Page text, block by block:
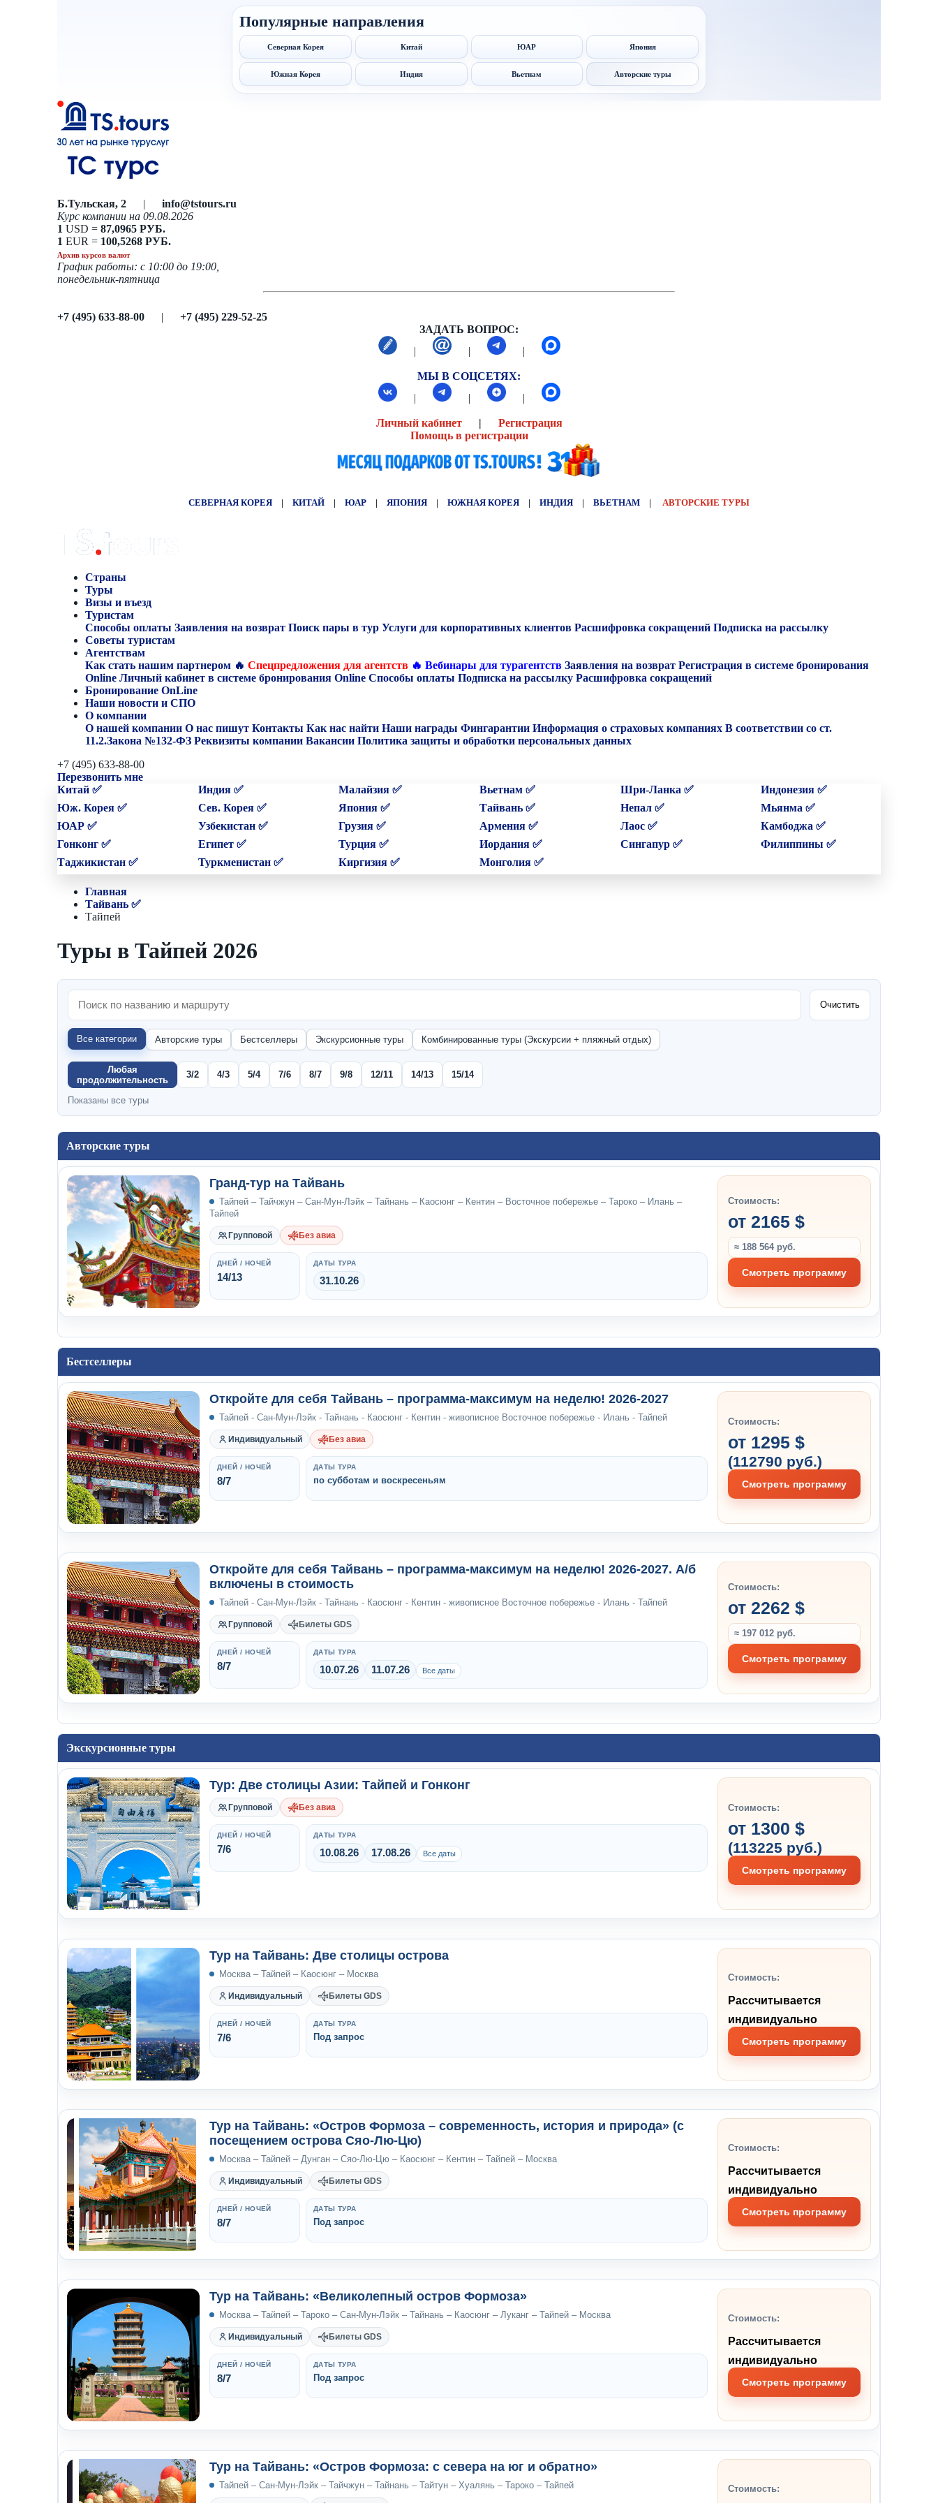
Популярные направления
Северная Корея Китай ЮАР Япония
Южная Корея Индия Вьетнам Авторские туры
Б.Тульская, 2 | info@tstours.ru
Курс компании на 09.08.2026
1 USD = 87,0965 РУБ.
1 EUR = 100,5268 РУБ.
Архив курсов валют
График работы: с 10:00 до 19:00,
понедельник-пятница
+7 (495) 633-88-00 | +7 (495) 229-52-25
ЗАДАТЬ ВОПРОС:
|
| |
МЫ В СОЦСЕТЯХ:
|
| |
Личный кабинет| Регистрация
Помощь в регистрации
СЕВЕРНАЯ КОРЕЯ | КИТАЙ | ЮАР | ЯПОНИЯ | ЮЖНАЯ КОРЕЯ | ИНДИЯ | ВЬЕТНАМ | АВТОРСКИЕ ТУРЫ
Страны
Туры
Визы и въезд
Туристам
Способы оплаты Заявления на возврат Поиск пары в тур Услуги для корпоративных клиентов Расшифровка сокращений Подписка на рассылку
Советы туристам
Агентствам
Как стать нашим партнером 🔥 Спецпредложения для агентств 🔥 Вебинары для турагентств Заявления на возврат Регистрация в системе бронирования
Online Личный кабинет в системе бронирования Online Способы оплаты Подписка на рассылку Расшифровка сокращений
Бронирование OnLine
Наши новости и СПО
О компании
О нашей компании О нас пишут Контакты Как нас найти Наши награды Фингарантии Информация о страховых компаниях В соответствии со ст.
11.2.Закона №132-ФЗ Реквизиты компании Вакансии Политика защиты и обработки персональных данных
+7 (495) 633-88-00
Перезвонить мне
Китай ✅
Индия ✅ Малайзия ✅ Вьетнам ✅ Шри-Ланка ✅
Индонезия ✅
Юж. Корея ✅
Сев. Корея ✅ Япония ✅ Тайвань ✅ Непал ✅
Мьянма ✅
ЮАР ✅
Узбекистан ✅ Грузия ✅ Армения ✅ Лаос ✅
Камбоджа ✅
Гонконг ✅
Египет ✅ Турция ✅ Иордания ✅ Сингапур ✅
Филиппины ✅
Таджикистан ✅
Туркменистан ✅ Киргизия ✅ Монголия ✅
Главная
Тайвань ✅
Тайпей
Туры в Тайпей 2026
Очистить
Все категории Авторские туры Бестселлеры Экскурсионные туры Комбинированные туры (Экскурсии + пляжный отдых)
Любая
продолжительность
3/2 4/3 5/4 7/6 8/7 9/8 12/11 14/13 15/14
Показаны все туры
Авторские туры
Гранд-тур на Тайвань
Тайпей – Тайчжун – Сан-Мун-Лэйк – Тайнань – Каосюнг – Кентин – Восточное побережье – Тароко – Илань –
Тайпей
Групповой Без авиа
ДНЕЙ / НОЧЕЙ
14/13
ДАТЫ ТУРА
31.10.26
Стоимость:
от 2165 $
≈ 188 564 руб.
Смотреть программу
Бестселлеры
Откройте для себя Тайвань – программа-максимум на неделю! 2026-2027
Тайпей - Сан-Мун-Лэйк - Тайнань - Каосюнг - Кентин - живописное Восточное побережье - Илань - Тайпей
Индивидуальный Без авиа
ДНЕЙ / НОЧЕЙ
8/7
ДАТЫ ТУРА
по субботам и воскресеньям
Стоимость:
от 1295 $
(112790 руб.)
Смотреть программу
Откройте для себя Тайвань – программа-максимум на неделю! 2026-2027. А/б
включены в стоимость
Тайпей - Сан-Мун-Лэйк - Тайнань - Каосюнг - Кентин - живописное Восточное побережье - Илань - Тайпей
Групповой Билеты GDS
ДНЕЙ / НОЧЕЙ
8/7
ДАТЫ ТУРА
10.07.26 11.07.26 Все даты
Стоимость:
от 2262 $
≈ 197 012 руб.
Смотреть программу
Экскурсионные туры
Тур: Две столицы Азии: Тайпей и Гонконг
Групповой Без авиа
ДНЕЙ / НОЧЕЙ
7/6
ДАТЫ ТУРА
10.08.26 17.08.26 Все даты
Стоимость:
от 1300 $
(113225 руб.)
Смотреть программу
Тур на Тайвань: Две столицы острова
Москва – Тайпей – Каосюнг – Москва
Индивидуальный Билеты GDS
ДНЕЙ / НОЧЕЙ
7/6
ДАТЫ ТУРА
Под запрос
Стоимость:
Рассчитывается
индивидуально
Смотреть программу
Тур на Тайвань: «Остров Формоза – современность, история и природа» (с
посещением острова Сяо-Лю-Цю)
Москва – Тайпей – Дунган – Сяо-Лю-Цю – Каосюнг – Кентин – Тайпей – Москва
Индивидуальный Билеты GDS
ДНЕЙ / НОЧЕЙ
8/7
ДАТЫ ТУРА
Под запрос
Стоимость:
Рассчитывается
индивидуально
Смотреть программу
Тур на Тайвань: «Великолепный остров Формоза»
Москва – Тайпей – Тароко – Сан-Мун-Лэйк – Тайнань – Каосюнг – Луканг – Тайпей – Москва
Индивидуальный Билеты GDS
ДНЕЙ / НОЧЕЙ
8/7
ДАТЫ ТУРА
Под запрос
Стоимость:
Рассчитывается
индивидуально
Смотреть программу
Тур на Тайвань: «Остров Формоза: с севера на юг и обратно»
Тайпей – Сан-Мун-Лэйк – Тайчжун – Тайнань – Тайтун – Хуалянь – Тароко – Тайпей Стоимость: